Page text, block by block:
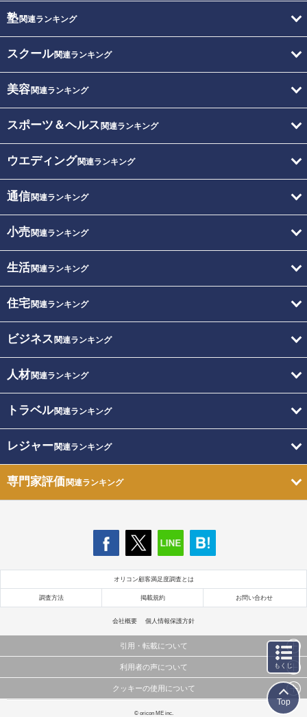
塾関連ランキング
スクール関連ランキング
美容関連ランキング
スポーツ＆ヘルス 関連ランキング
ウエディング関連ランキング
通信関連ランキング
小売関連ランキング
生活関連ランキング
住宅関連ランキング
ビジネス 関連ランキング
人材関連ランキング
トラベル関連ランキング
レジャー関連ランキング
専門家評価関連ランキング
オリコン顧客満足度調査とは
調査方法 掲載規約 お問い合わせ
会社概要 個人情報保護方針
引用・転載について
当サイトで公開されている情報（文字、写真、イラスト、画像データ等）及びこれらの配置・
これらの情報を権利者の許可なく無断転載・複製などの二次利用を行うことは固く禁じており
利用者の声について
当サイトに掲載している内容はすべてサービスの利用者が提出された見解・感想です。
クッキーの使用について
このサイトでは Cookie を使用して、ユーザーに合わせたコンテンツや広告の表示、ソーシャル
© oricon ME inc.
もくじ
Top